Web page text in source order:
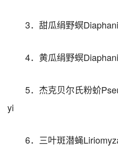
3．甜瓜绢野螟
4．黄瓜绢野螟
5．杰克贝尔氏粉蚧
yi
6．三叶斑潜蝇